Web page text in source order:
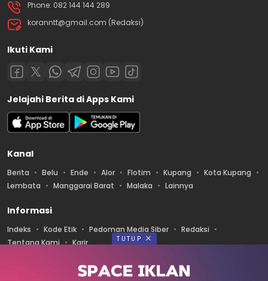
Phone: 082 144 144 289
koranntt@gmail.com (Redaksi)
Ikuti Kami
Jelajahi Berita di Apps Kami
Kanal
Berita Belu Ende Alor Flotim Kupang
Kota Kupang
Lembata
Manggarai Barat Malaka Lainnya
Informasi
Indeks Kode Etik Pedoman Media Siber
Redaksi
Tentang Kami
Karir
Diterbitkan oleh PT. ALANESIA MEDIA PRATAMA
TUTUP